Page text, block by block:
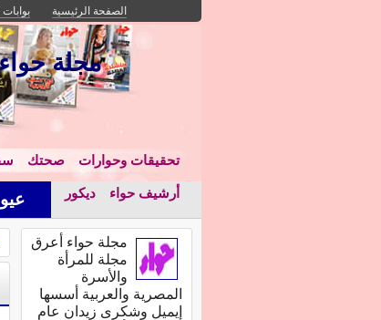
الصفحة الرئيسية بوابات
مجلة
تحقيقات وحوارات صحتك
أرشيف حواء ديكور
مجلة حواء أعرق
مجلة للمرأة
والأسرة
المصرية والعربية أسسها
إيميل وشكرى زيدان عام